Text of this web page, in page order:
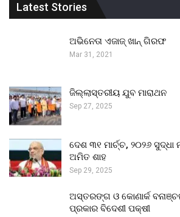
Latest Stories
ଅଭିନେତା ଏଜାଜ୍ ଖାନ୍ ଗିରଫ
Mar 31, 2021
ଜିଲ୍ଲାସ୍ତରୀୟ ଯୁବ ମାରାଥନ
Sep 27, 2025
ଦେଶ ୩୧ ମାର୍ଚ୍ଚ, ୨୦୨୬
ଅମିତ ଶାହ
Sep 29, 2025
ଅସ୍ତରଙ୍ଗ ଓ କୋଣାର୍କ
ପ୍ରକାର ବିଦେଶୀ ପକ୍ଷୀ